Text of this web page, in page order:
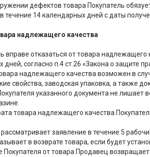
дефектов товара Покупатель
течение 14 календарных дней с даты
надлежащего качества
вправе отказаться от товара
дней, согласно п.4 ст.26 «Закона о защите
надлежащего качества возможен в
свойства, заводская упаковка, а также
указанного документа не
товара надлежащего качества
заявление в течение 5
в возврате товара, если будет
Покупателя от товара Продавец